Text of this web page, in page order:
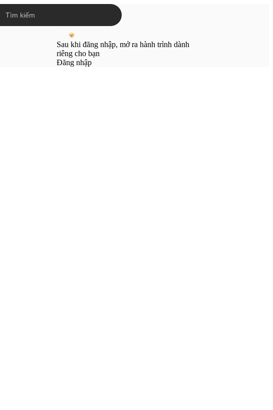
Sau khi đăng nhập, mở ra hành trình dành
riêng cho bạn
Đăng nhập